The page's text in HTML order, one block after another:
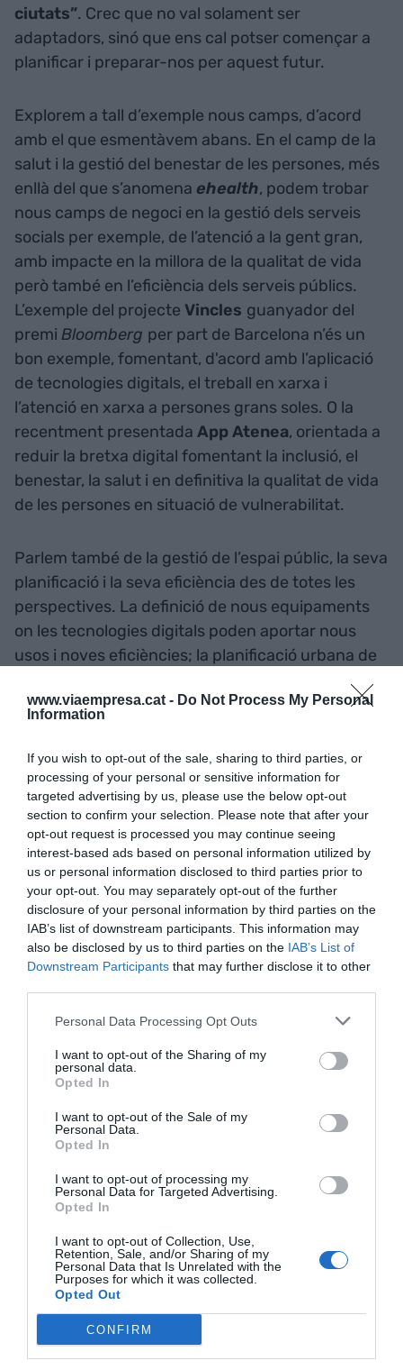
www.viaempresa.cat - Do Not Process My Personal
Information
If you wish to opt-out of the sale, sharing to third parties, or
processing of your personal or sensitive information for
targeted advertising by us, please use the below opt-out
section to confirm your selection. Please note that after your
opt-out request is processed you may continue seeing
interest-based ads based on personal information utilized by
us or personal information disclosed to third parties prior to
your opt-out. You may separately opt-out of the further
disclosure of your personal information by third parties on the
IAB’s list of downstream participants. This information may
also be disclosed by us to third parties on the IAB’s List of
Downstream Participants that may further disclose it to other
Personal Data Processing Opt Outs
I want to opt-out of the Sharing of my
personal data.
Opted In
I want to opt-out of the Sale of my
Personal Data.
Opted In
I want to opt-out of processing my
Personal Data for Targeted Advertising.
Opted In
I want to opt-out of Collection, Use,
Retention, Sale, and/or Sharing of my
Personal Data that Is Unrelated with the
Purposes for which it was collected.
Opted Out
CONFIRM
ciutats”. Crec que no val solament ser
adaptadors, sinó que ens cal potser començar a
planificar i preparar-nos per aquest futur.
Explorem a tall d’exemple nous camps, d’acord
amb el que esmentàvem abans. En el camp de la
salut i la gestió del benestar de les persones, més
enllà del que s’anomena ehealth, podem trobar
nous camps de negoci en la gestió dels serveis
socials per exemple, de l’atenció a la gent gran,
amb impacte en la millora de la qualitat de vida
però també en l’eficiència dels serveis públics.
L’exemple del projecte Vincles guanyador del
premi Bloomberg per part de Barcelona n’és un
bon exemple, fomentant, d'acord amb l’aplicació
de tecnologies digitals, el treball en xarxa i
l’atenció en xarxa a persones grans soles. O la
recentment presentada App Atenea, orientada a
reduir la bretxa digital fomentant la inclusió, el
benestar, la salut i en definitiva la qualitat de vida
de les persones en situació de vulnerabilitat.
Parlem també de la gestió de l’espai públic, la seva
planificació i la seva eficiència des de totes les
perspectives. La definició de nous equipaments
on les tecnologies digitals poden aportar nous
usos i noves eficiències; la planificació urbana de
connectat i autònom per exemple (per extensió
l’aportació que poden fer els drons des de totes
les perspectives, no solament en l'àmbit de gestió
pública de l’espai, sinó de noves modalitats per
exemple de transport de mercaderies o persones;
passant pel teletreball i el seu impacte en espai o
en la mobilitat, i un llarg etc.
O des de la perspectiva de la seguretat, de les
emergències o de la mateixa resiliència de les
ciutats. Exemples com els que hem vist a la Xina
polèmica sobre la privadesa), imagineu el que
poden aportar a la millora de la seguretat en una
ciutat. Per no parlar de sistemes integrats de
incidències o emergències, per exemple.
Hi ha casos de planificació
urbana de la mà de nous
fenòmens com l’automòbil
connectat i autònom per
exemple, a més
de l’aportació que poden fer